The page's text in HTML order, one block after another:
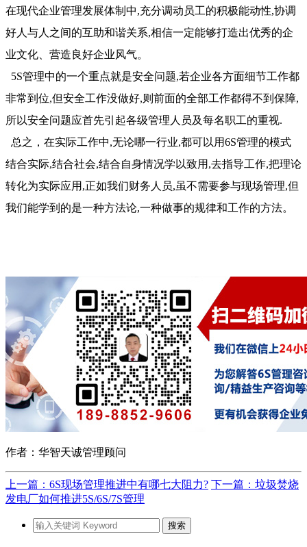
在现代企业管理发展体制中,充分调动员工的积极能动性,协调
好人与人之间的互助和谐关系,相信一定能够打造出优秀的企
业文化、营造良好企业风气。
5S管理中的一个重点就是安全问题,若企业各方面细节工作都
非常到位,但安全工作没做好,则前面的全部工作都得不到保障,
所以安全问题应首先引起各级管理人员及每名职工的重视.
总之，在实际工作中,无论哪一行业,都可以用6S管理的模式
结合实际,结合社会,结合自身情况学以致用,去指导工作,把理论
转化为实际应用,正如我们财务人员,虽不需要参与现场管理,但
我们能学到的是一种方法论,一种做事的规律和工作的方法。
作者：华智天诚管理顾问
上一篇：6S现场管理推进中有哪七大阻力? 下一篇：垃圾焚烧
发电厂如何推进5S/6S/7S管理